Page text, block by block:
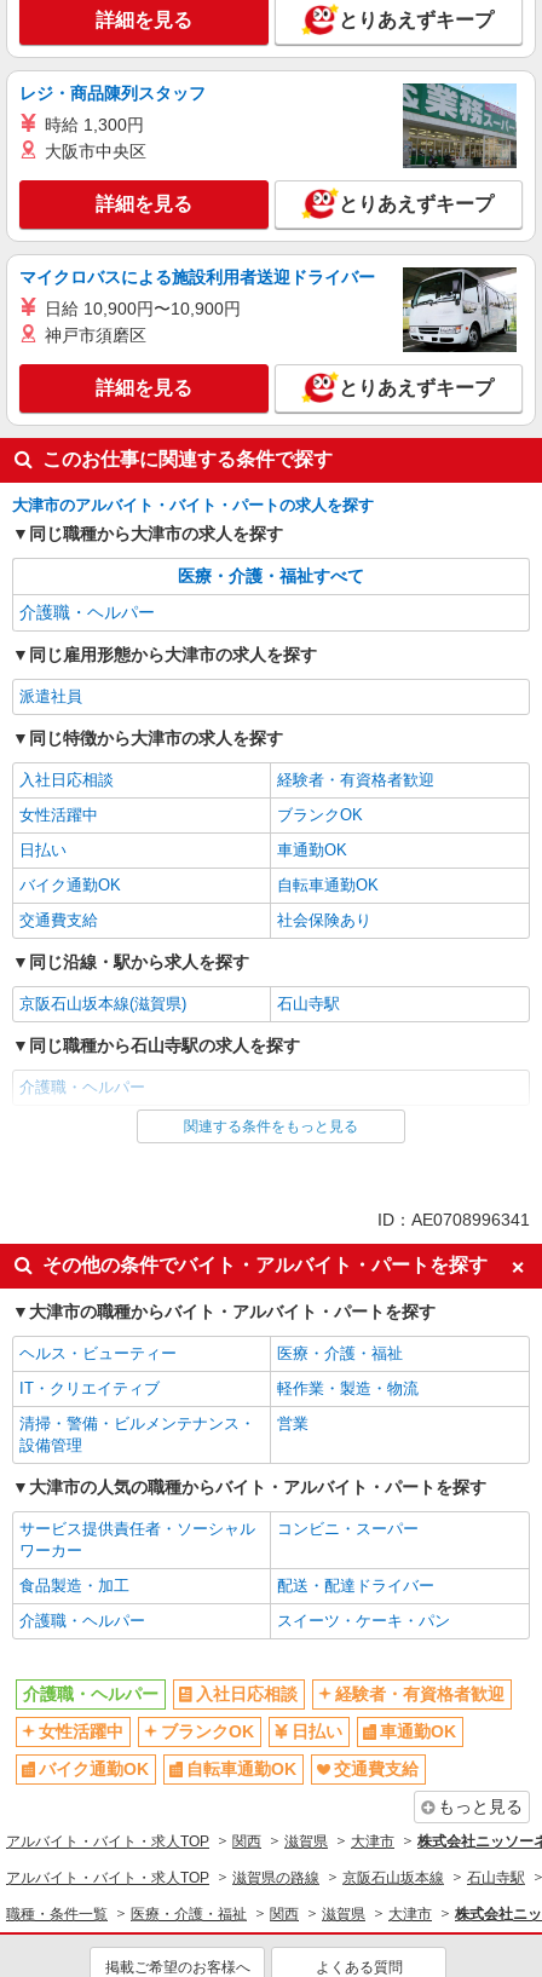
キープ 詳細を見る
派遣社員
株式会社kotrio /●KY-H-1954132
膳所*デイでの生活補助☆新たなスキルを身に
時給1550円〜2187円 ＜日払い有/週払い有/交
通費全支給(ガソリン代含む)＞
大津市内 最寄り駅：膳所
キープ 詳細を見る
日研トータルソーシング株式会社 メディカルケア事業部/京都オフィ
ス【看護助手】
看護助手（ナースエイド）
時給1,350円 ★週払いOK（規定あり） ※給与
幅は経験・能力による
滋賀県大津市 【最寄駅】京阪石山坂本線「近
江神宮前」駅
詳細を見る
アルバイト パート 派遣社員
日研トータルソーシング株式会社 メディカルケア事業部/京都オフィ
ス
介護スタッフ／資格あり or 経験者
時給1,550円〜1,650円 ◆無資格・経験者：
1,550円〜 ◆初任者研修・未経験：1,550円〜 ◆初
任者研修・経験者：1,600円〜 ◆介護福祉士：
能力による ★週払いOK（規定あり）
滋賀県大津市 【最寄駅】京阪石山坂本線「瓦
いやすいエリアなど、お好きな勤務地をお選び下
さい！！
詳細を見る
詳細を見る とりあえずキープ
レジ・商品陳列スタッフ
時給 1,300円
大阪市中央区
詳細を見る とりあえずキープ
マイクロバスによる施設利用者送迎ドライバー
日給 10,900円〜10,900円
神戸市須磨区
詳細を見る とりあえずキープ
このお仕事に関連する条件で探す
大津市のアルバイト・バイト・パートの求人を探す
同じ職種から大津市の求人を探す
医療・介護・福祉すべて
介護職・ヘルパー
同じ雇用形態から大津市の求人を探す
派遣社員
同じ特徴から大津市の求人を探す
入社日応相談
経験者・有資格者歓迎
女性活躍中
ブランクOK
日払い
車通勤OK
バイク通勤OK
自転車通勤OK
交通費支給
社会保険あり
同じ沿線・駅から求人を探す
京阪石山坂本線(滋賀県) 石山寺駅
同じ職種から石山寺駅の求人を探す
介護職・ヘルパー
同じ雇用形態から石山寺駅の求人を探す
入社日応相談
経験者・有資格者歓迎
女性活躍中
ブランクOK
日払い
車通勤OK
バイク通勤OK
自転車通勤OK
交通費支給
社会保険あり
同じ職種から求人を探す
医療・介護・福祉
介護職・ヘルパー
同じ特徴から求人を探す
日払い
車通勤OK
交通費支給
社会保険あり
関連する条件をもっと見る
ID：AE0708996341
その他の条件でバイト・アルバイト・パートを探す
大津市の職種からバイト・アルバイト・パートを探す
ヘルス・ビューティー
医療・介護・福祉
IT・クリエイティブ
軽作業・製造・物流
清掃・警備・ビルメンテナンス・
設備管理
営業
大津市の人気の職種からバイト・アルバイト・パートを探す
サービス提供責任者・ソーシャル
ワーカー
コンビニ・スーパー
食品製造・加工
配送・配達ドライバー
介護職・ヘルパー
スイーツ・ケーキ・パン
介護職・ヘルパー 入社日応相談
経験者・有資格者歓迎
女性活躍中
ブランクOK 日払い
車通勤OK
バイク通勤OK
自転車通勤OK
交通費支給
もっと見る
アルバイト・バイト・求人TOP 関西 滋賀県 大津市 株式会社ニッソー
アルバイト・バイト・求人TOP 滋賀県の路線 京阪石山坂本線 石山寺駅
職種・条件一覧 医療・介護・福祉 関西 滋賀県 大津市 株式会社ニ
掲載ご希望のお客様へ よくある質問